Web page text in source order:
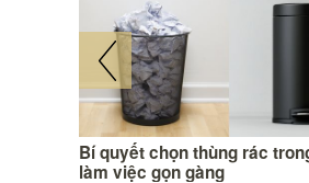
Bí quyết chọn thùng rác
làm việc gọn gàng